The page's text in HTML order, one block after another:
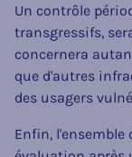
Un contrôle
transgressifs,
concernera
que d'autres
des usagers
Enfin, l'ensemble